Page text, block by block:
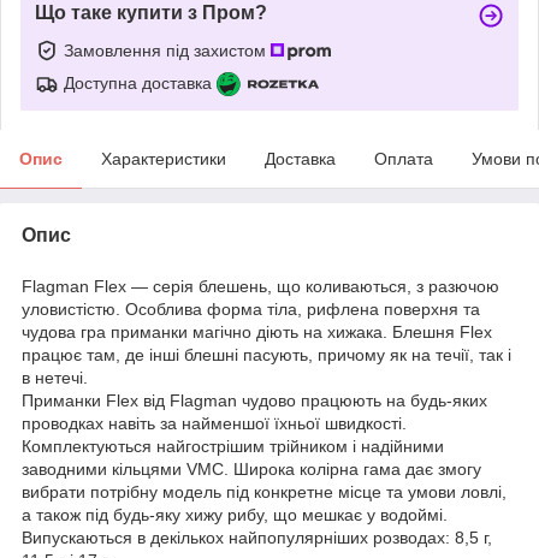
Що таке купити з Пром?
Замовлення під захистом
Доступна доставка
Опис Характеристики Доставка Оплата Умови
Опис
Flagman Flex — серія блешень, що коливаються, з разючою
уловистістю. Особлива форма тіла, рифлена поверхня та
чудова гра приманки магічно діють на хижака. Блешня Flex
працює там, де інші блешні пасують, причому як на течії, так і
в нетечі.
Приманки Flex від Flagman чудово працюють на будь-яких
проводках навіть за найменшої їхньої швидкості.
Комплектуються найгострішим трійником і надійними
заводними кільцями VMC. Широка колірна гама дає змогу
вибрати потрібну модель під конкретне місце та умови ловлі,
а також під будь-яку хижу рибу, що мешкає у водоймі.
Випускаються в декількох найпопулярніших розводах: 8,5 г,